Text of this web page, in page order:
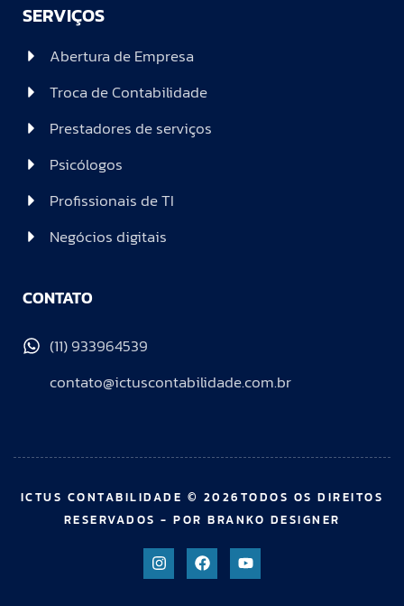
SERVIÇOS
Abertura de Empresa
Troca de Contabilidade
Prestadores de serviços
Psicólogos
Profissionais de TI
Negócios digitais
CONTATO
(11) 933964539
contato@ictuscontabilidade.com.br
ICTUS CONTABILIDADE © 2026TODOS OS DIREITOS
RESERVADOS - POR BRANKO DESIGNER